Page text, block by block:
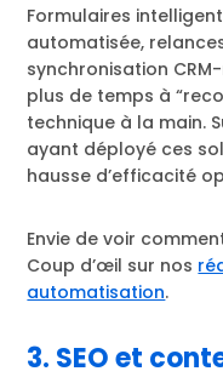
Formulaires
automatisée,
synchronisation
plus de temps à
technique à la main.
ayant déployé ces
hausse d’efficacité
Envie de voir
Coup d’œil sur nos
automatisation.
3. SEO et